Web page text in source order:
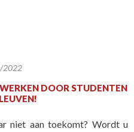
2022
DOOR STUDENTEN
niet aan toekomt? Wordt u